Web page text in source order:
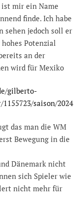
ist mir ein Name
finde. Ich habe
sehen jedoch soll er
Potenzial
an der
wird für Mexiko
gilberto-
saison/2024
das man die WM
Bewegung in die
Dänemark nicht
sich Spieler wie
nicht mehr für